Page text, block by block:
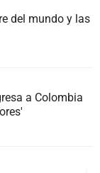
del mundo y las
a Colombia